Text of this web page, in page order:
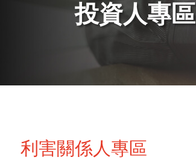
投資人專區
利害關係人專區